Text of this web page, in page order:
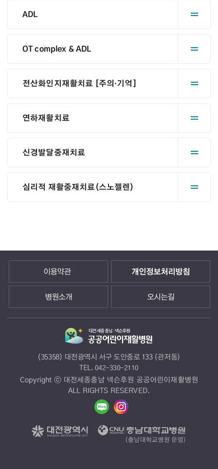
ADL
OT complex & ADL
전산화인지재활치료 [주의·기억]
연하재활치료
신경발달중재치료
심리적 재활중재치료(스노젤렌)
이용약관 개인정보처리방침
병원소개 오시는길
(35358) 대전광역시 서구 도안중로 133 (관저동)
TEL. 042-330-2110
Copyright ⓒ 대전세종충남 넥슨후원 공공어린이재활병원
ALL RIGHTS RESERVED.